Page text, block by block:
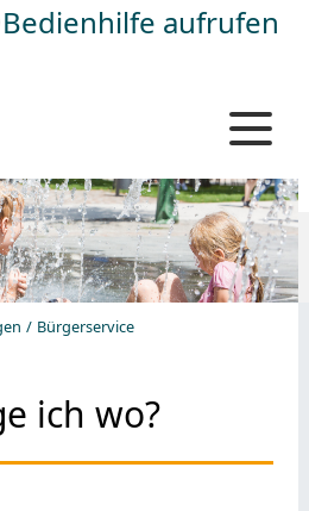
Bedienhilfe aufrufen
Bürgerservice
ich wo?